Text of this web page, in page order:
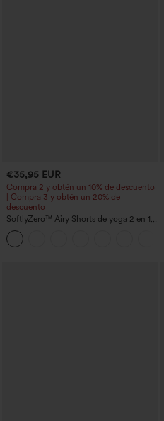
€35,95 EUR
Compra 2 y obtén un 10% de descuento
| Compra 3 y obtén un 20% de
descuento
SoftlyZero™ Airy Shorts de yoga 2 en 1
InstantCool de talle súper alto, 7" con
bolsillos